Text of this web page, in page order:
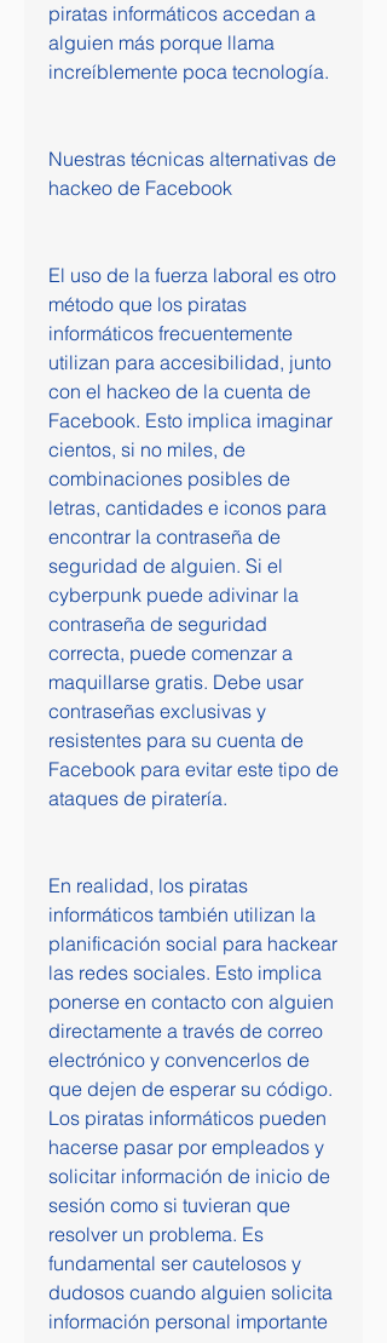
piratas informáticos accedan a
alguien más porque llama
increíblemente poca tecnología.
Nuestras técnicas alternativas de
hackeo de Facebook
El uso de la fuerza laboral es otro
método que los piratas
informáticos frecuentemente
utilizan para accesibilidad, junto
con el hackeo de la cuenta de
Facebook. Esto implica imaginar
cientos, si no miles, de
combinaciones posibles de
letras, cantidades e iconos para
encontrar la contraseña de
seguridad de alguien. Si el
cyberpunk puede adivinar la
contraseña de seguridad
correcta, puede comenzar a
maquillarse gratis. Debe usar
contraseñas exclusivas y
resistentes para su cuenta de
Facebook para evitar este tipo de
ataques de piratería.
En realidad, los piratas
informáticos también utilizan la
planificación social para hackear
las redes sociales. Esto implica
ponerse en contacto con alguien
directamente a través de correo
electrónico y convencerlos de
que dejen de esperar su código.
Los piratas informáticos pueden
hacerse pasar por empleados y
solicitar información de inicio de
sesión como si tuvieran que
resolver un problema. Es
fundamental ser cautelosos y
dudosos cuando alguien solicita
información personal importante